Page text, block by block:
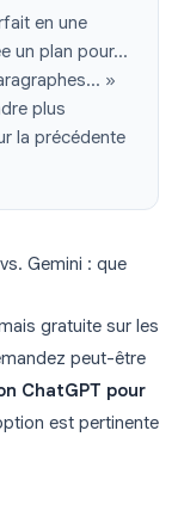
en une
un plan pour...
»
plus
la précédente
Gemini : que
gratuite sur les
peut-être
ChatGPT pour
est pertinente